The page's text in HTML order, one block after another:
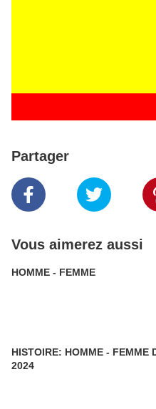
Partager
Vous aimerez aussi
HOMME - FEMME
HISTOIRE: HOMME - FEMME D 12-08-
2024